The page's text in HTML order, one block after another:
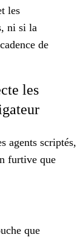
les
ni si la
de
les
agents scriptés,
furtive que
que